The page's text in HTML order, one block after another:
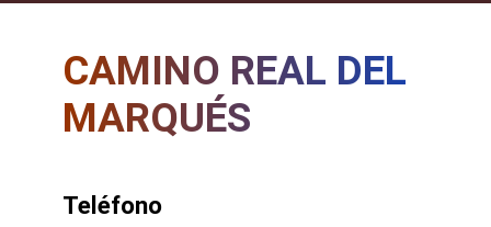
CAMINO REAL DEL
MARQUÉS
Teléfono